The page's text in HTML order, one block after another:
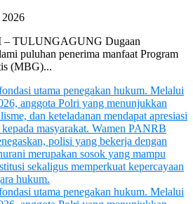
– TULUNGAGUNG Dugaan
puluhan penerima manfaat Program
(MBG)...